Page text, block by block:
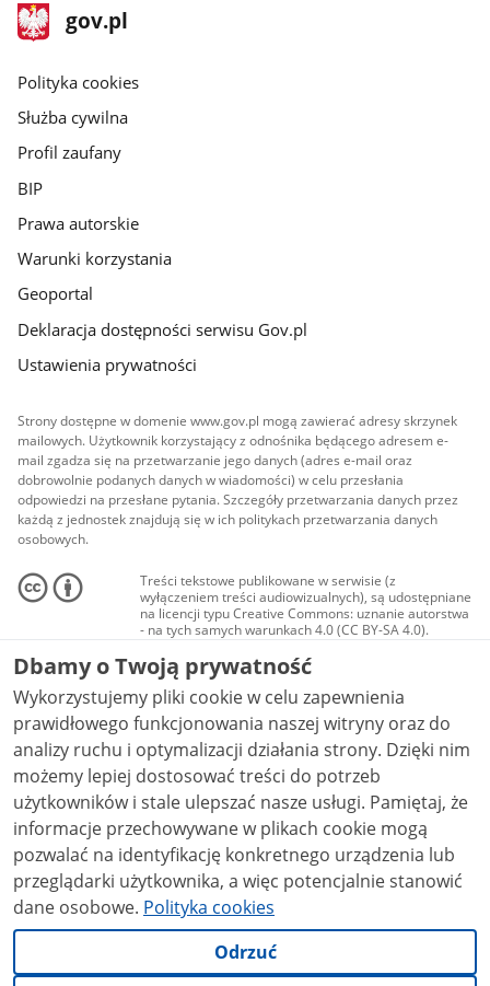
stopka
gov.pl
Strona
gov.pl
gov.pl
Polityka cookies
Służba cywilna
Profil zaufany
BIP
Prawa autorskie
Warunki korzystania
Geoportal
Deklaracja dostępności serwisu Gov.pl
Ustawienia prywatności
Strony dostępne w domenie www.gov.pl mogą zawierać adresy skrzynek
mailowych. Użytkownik korzystający z odnośnika będącego adresem e-
mail zgadza się na przetwarzanie jego danych (adres e-mail oraz
dobrowolnie podanych danych w wiadomości) w celu przesłania
odpowiedzi na przesłane pytania. Szczegóły przetwarzania danych przez
każdą z jednostek znajdują się w ich politykach przetwarzania danych
osobowych.
Treści tekstowe publikowane w serwisie (z
wyłączeniem treści audiowizualnych), są udostępniane
na licencji typu Creative Commons: uznanie autorstwa
- na tych samych warunkach 4.0 (CC BY-SA 4.0).
Materiały audiowizualne, w tym zdjęcia, materiały
audio i wideo, są udostępniane na licencji typu
Creative Commons: uznanie autorstwa użycie
niekomercyjne - bez utworów zależnych 4.0 (CC BY-
NC-ND 4.0), o ile nie jest to stwierdzone inaczej.
Dbamy o Twoją prywatność
Wykorzystujemy pliki cookie w celu zapewnienia
prawidłowego funkcjonowania naszej witryny oraz do
analizy ruchu i optymalizacji działania strony. Dzięki nim
możemy lepiej dostosować treści do potrzeb
użytkowników i stale ulepszać nasze usługi. Pamiętaj, że
informacje przechowywane w plikach cookie mogą
pozwalać na identyfikację konkretnego urządzenia lub
przeglądarki użytkownika, a więc potencjalnie stanowić
dane osobowe. Polityka cookies
Odrzuć